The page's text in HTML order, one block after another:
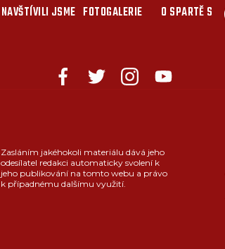
NAVŠTÍVILI JSME FOTOGALERIE O SPARTĚ S
Zasláním jakéhokoli materiálu dává jeho
odesílatel redakci automaticky svolení k
jeho publikování na tomto webu a právo
k případnému dalšímu využití.